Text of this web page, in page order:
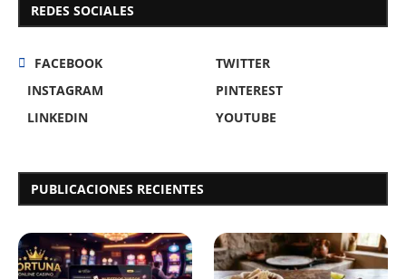
REDES SOCIALES
FACEBOOK
TWITTER
INSTAGRAM
PINTEREST
LINKEDIN
YOUTUBE
PUBLICACIONES RECIENTES